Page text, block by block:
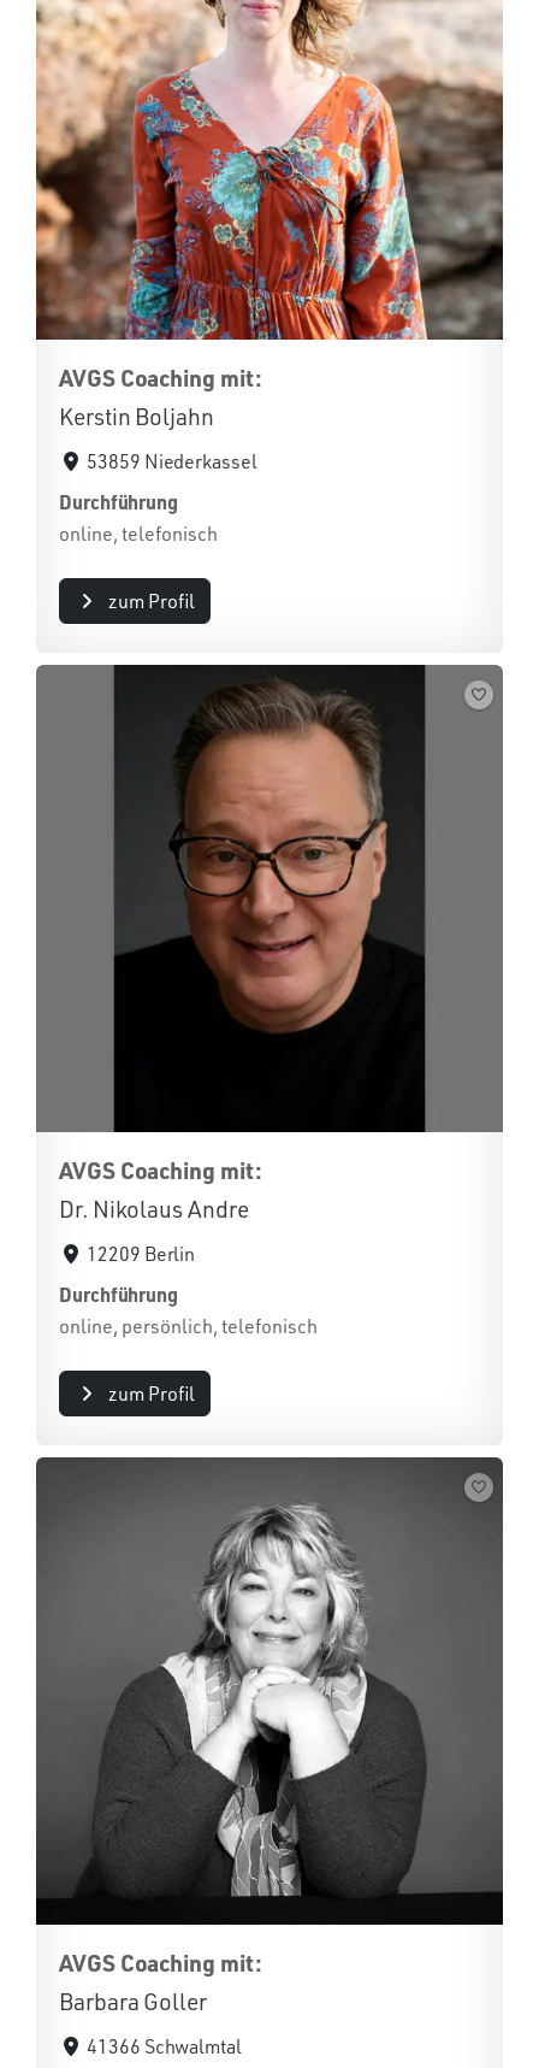
AVGS Coaching mit:
Kerstin Boljahn
53859 Niederkassel
Durchführung
online, telefonisch
zum Profil
AVGS Coaching mit:
Dr. Nikolaus Andre
12209 Berlin
Durchführung
online, persönlich, telefonisch
zum Profil
AVGS Coaching mit:
Barbara Goller
41366 Schwalmtal